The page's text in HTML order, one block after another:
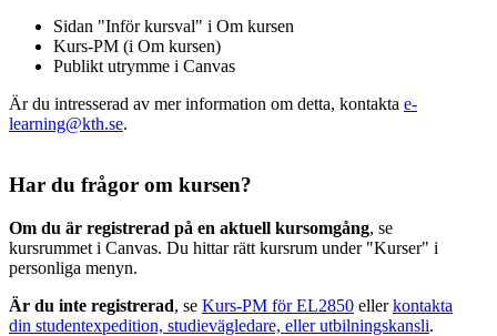
Sidan "Inför kursval" i Om kursen
Kurs-PM (i Om kursen)
Publikt utrymme i Canvas
Är du intresserad av mer information om detta, kontakta e-
learning@kth.se.
Har du frågor om kursen?
Om du är registrerad på en aktuell kursomgång, se
kursrummet i Canvas. Du hittar rätt kursrum under "Kurser" i
personliga menyn.
Är du inte registrerad, se Kurs-PM för EL2850 ellerkontakta
din studentexpedition, studievägledare, eller utbilningskansli.